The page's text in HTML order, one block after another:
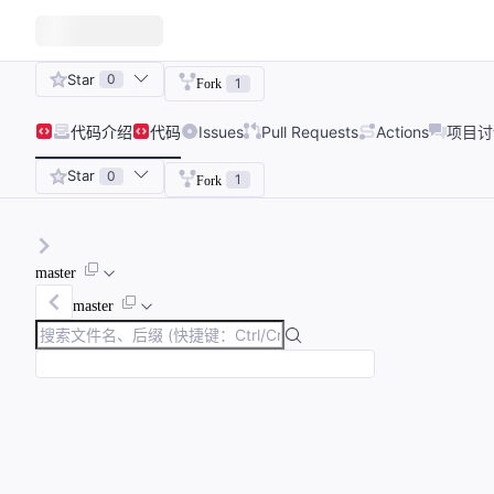
Star 0 Fork 1
代码介绍 代码 Issues Pull Requests Actions 项目
Star 0 Fork 1
master
master